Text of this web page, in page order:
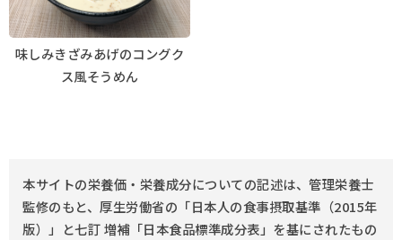
味しみきざみあげのコングク
ス風そうめん
本サイトの栄養価・栄養成分についての記述は、管理栄養士
監修のもと、厚生労働省の「日本人の食事摂取基準（2015年
版）」と七訂 増補「日本食品標準成分表」を基にされたもの